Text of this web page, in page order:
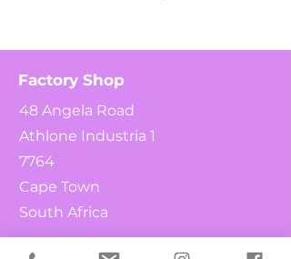
Factory Shop
48 Angela Road
Athlone Industria 1
7764
Cape Town
South Africa